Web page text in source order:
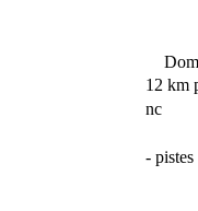
12 km
nc
- pistes